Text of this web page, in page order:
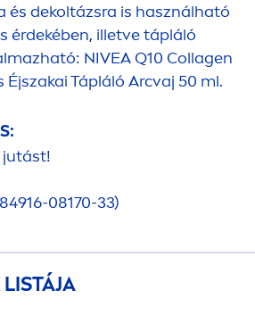
és dekoltázsra is használható
érdekében, illetve tápláló
NIVEAQ10 Collagen
Éjszakai Tápláló Arcvaj 50 ml.
jutást!
08170-33)